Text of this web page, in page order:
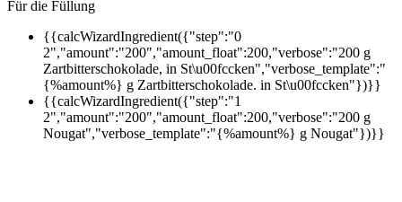
Für die Füllung
{{calcWizardIngredient({"step":"0
2","amount":"200","amount_float":200,"verbose":"200 g
Zartbitterschokolade, in St\u00fccken","verbose_template":"
{%amount%} g Zartbitterschokolade. in St\u00fccken"})}}
{{calcWizardIngredient({"step":"1
2","amount":"200","amount_float":200,"verbose":"200 g
Nougat","verbose_template":"{%amount%} g Nougat"})}}